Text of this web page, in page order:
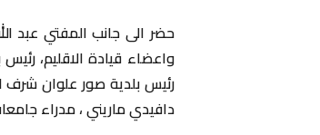
حضر الى جانب المفتي عبد
واعضاء قيادة الاقليم،
رئيس بلدية صور علوان شرف
دافيدي ماريني ، مدراء